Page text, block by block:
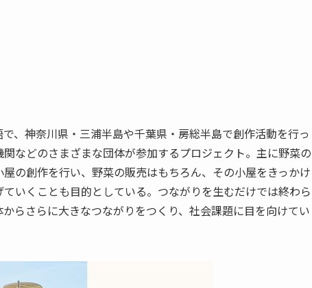
、神奈川県・三浦半島や千葉県・房総半島で創作活動を行っ
などのさまざまな団体が参加するプロジェクト。主に野菜の
の創作を行い、野菜の販売はもちろん、その小屋をきっかけ
いくことも目的としている。つながりを生むだけでは終わら
らさらに大きなつながりをつくり、社会課題に目を向けてい